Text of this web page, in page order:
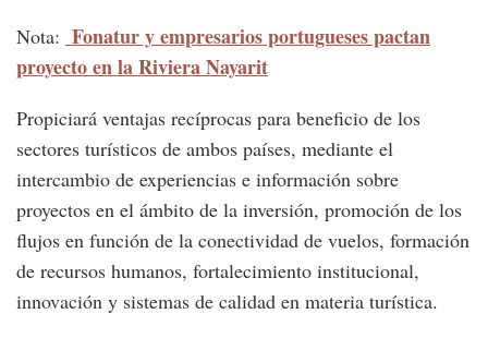
Nota: Fonatur y empresarios portugueses pactan
proyecto en la Riviera Nayarit
Propiciará ventajas recíprocas para beneficio de los
sectores turísticos de ambos países, mediante el
intercambio de experiencias e información sobre
proyectos en el ámbito de la inversión, promoción de los
flujos en función de la conectividad de vuelos, formación
de recursos humanos, fortalecimiento institucional,
innovación y sistemas de calidad en materia turística.